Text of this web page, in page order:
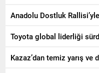
Anadolu Dostluk
Toyota global liderliği
Kazaz’dan temiz yarış ve